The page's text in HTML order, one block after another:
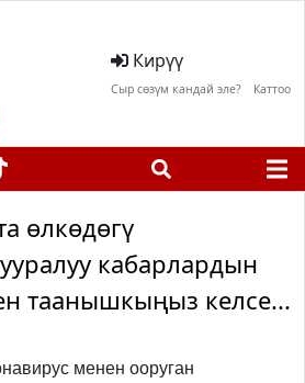
Кирүү
Сыр сөзүм кандай эле? Каттоо
өлкөдөгү
кабарлардын
таанышкыңыз келсе...
менен ооруган